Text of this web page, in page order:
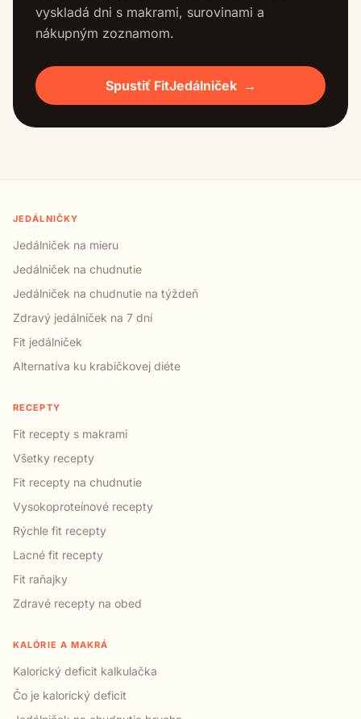
vyskladá dni s makrami, surovinami a
nákupným zoznamom.
Spustiť FitJedálniček →
JEDÁLNIČKY
Jedálniček na mieru
Jedálniček na chudnutie
Jedálniček na chudnutie na týždeň
Zdravý jedálniček na 7 dní
Fit jedálniček
Alternatíva ku krabičkovej diéte
RECEPTY
Fit recepty s makrami
Všetky recepty
Fit recepty na chudnutie
Vysokoproteínové recepty
Rýchle fit recepty
Lacné fit recepty
Fit raňajky
Zdravé recepty na obed
KALÓRIE A MAKRÁ
Kalorický deficit kalkulačka
Čo je kalorický deficit